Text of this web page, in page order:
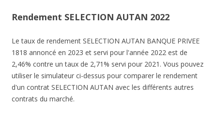
Rendement SELECTION AUTAN 2022
Le taux de rendement SELECTION AUTAN BANQUE PRIVEE
1818 annoncé en 2023 et servi pour l'année 2022 est de
2,46% contre un taux de 2,71% servi pour 2021. Vous pouvez
utiliser le simulateur ci-dessus pour comparer le rendement
d'un contrat SELECTION AUTAN avec les différents autres
contrats du marché.